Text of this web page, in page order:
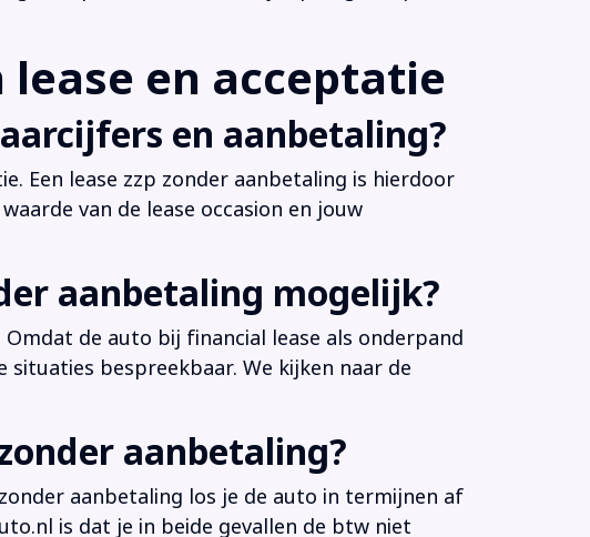
en acceptatie
en aanbetaling?
Een lease zzp zonder aanbetaling is hierdoor
van de lease occasion en jouw
aanbetaling mogelijk?
de auto bij financial lease als onderpand
bespreekbaar. We kijken naar de
aanbetaling?
aanbetaling los je de auto in termijnen af
is dat je in beide gevallen de btw niet